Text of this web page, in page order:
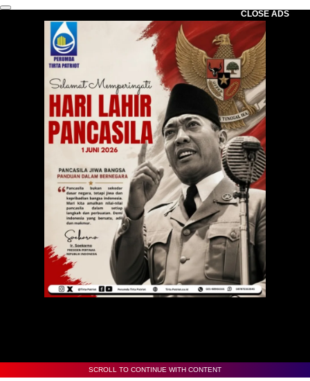
CLOSE ADS
SCROLL TO CONTINUE WITH CONTENT